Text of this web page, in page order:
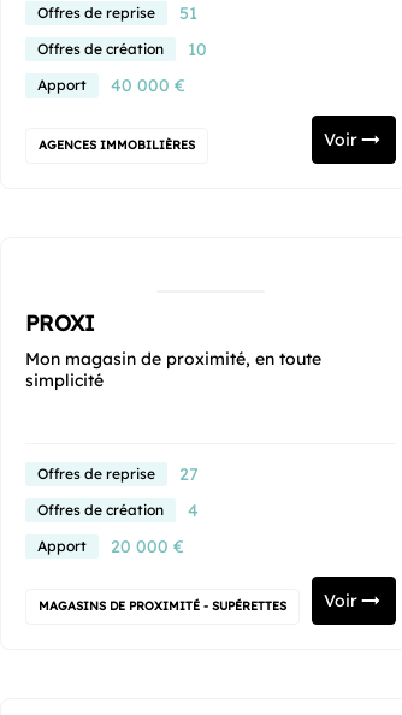
Offres de reprise 51
Offres de création 10
Apport 40 000 €
AGENCES IMMOBILIÈRES Voir
PROXI
Mon magasin de proximité, en toute
simplicité
Offres de reprise 27
Offres de création 4
Apport 20 000 €
MAGASINS DE PROXIMITÉ - SUPÉRETTES Voir